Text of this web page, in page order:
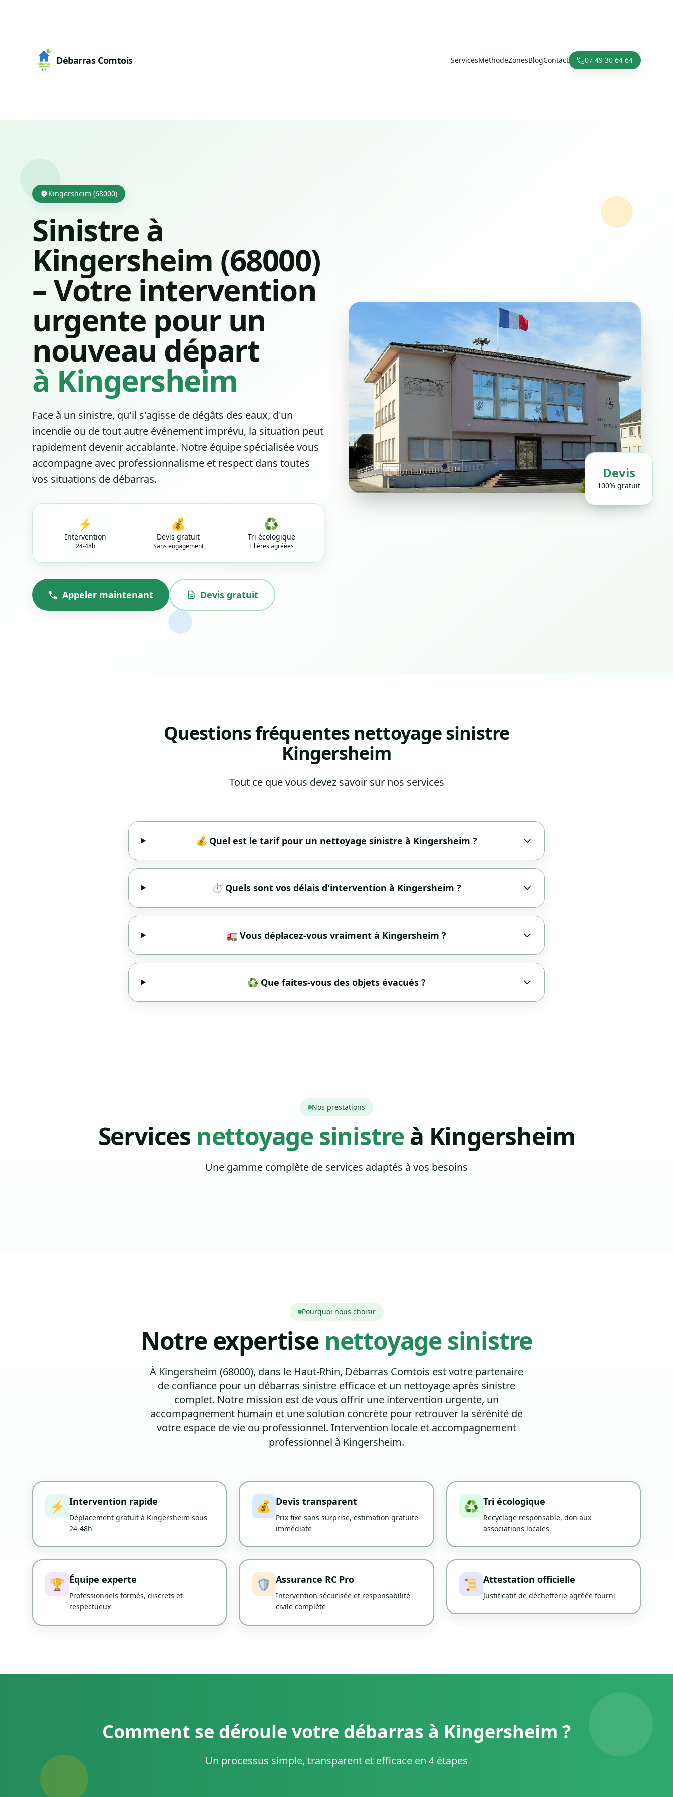
Débarras Comtois ServicesMéthodeZonesBlogContact 07 49 30 64 64
Kingersheim (68000)
Sinistre à
Kingersheim (68000)
– Votre intervention
urgente pour un
nouveau départ
à Kingersheim
Face à un sinistre, qu'il s'agisse de dégâts des eaux, d'un
incendie ou de tout autre événement imprévu, la situation peut
rapidement devenir accablante. Notre équipe spécialisée vous
accompagne avec professionnalisme et respect dans toutes
vos situations de débarras.
⚡
Intervention
24-48h
💰
Devis gratuit
Sans engagement
♻️
Tri écologique
Filières agréées
Appeler maintenant Devis gratuit
Devis
100% gratuit
Questions fréquentes nettoyage sinistre
Kingersheim
Tout ce que vous devez savoir sur nos services
💰 Quel est le tarif pour un nettoyage sinistre à Kingersheim ?
⏱️ Quels sont vos délais d'intervention à Kingersheim ?
🚛 Vous déplacez-vous vraiment à Kingersheim ?
♻️ Que faites-vous des objets évacués ?
Nos prestations
Services nettoyage sinistre à Kingersheim
Une gamme complète de services adaptés à vos besoins
Pourquoi nous choisir
Notre expertise nettoyage sinistre
À Kingersheim (68000), dans le Haut-Rhin, Débarras Comtois est votre partenaire
de confiance pour un débarras sinistre efficace et un nettoyage après sinistre
complet. Notre mission est de vous offrir une intervention urgente, un
accompagnement humain et une solution concrète pour retrouver la sérénité de
votre espace de vie ou professionnel. Intervention locale et accompagnement
professionnel à Kingersheim.
⚡ Intervention rapide
Déplacement gratuit à Kingersheim sous
24-48h
💰 Devis transparent
Prix fixe sans surprise, estimation gratuite
immédiate
♻️ Tri écologique
Recyclage responsable, don aux
associations locales
🏆 Équipe experte
Professionnels formés, discrets et
respectueux
🛡️ Assurance RC Pro
Intervention sécurisée et responsabilité
civile complète
📜 Attestation officielle
Justificatif de déchetterie agréée fourni
Comment se déroule votre débarras à Kingersheim ?
Un processus simple, transparent et efficace en 4 étapes